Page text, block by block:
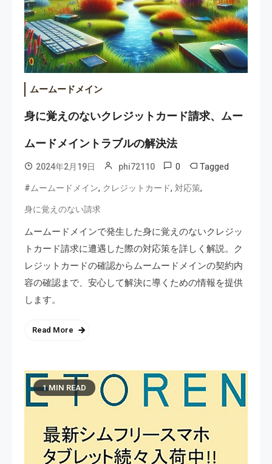
ムームードメイン
身に覚えのないクレジットカード請求、ムー
ムードメイントラブルの解決法
2024年2月19日 phi72110 0 Tagged
#ムームードメイン, クレジットカード, 対応策,
身に覚えのない請求
ムームードメインで発生した身に覚えのないクレジッ
トカード請求に遭遇した際の対応策を詳しく解説。ク
レジットカードの確認からムームードメインの契約内
容の確認まで、安心して解決に導くための情報を提供
します。
Read More
1 MIN READ